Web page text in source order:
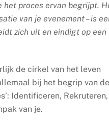
het proces ervan begrijpt.
van je evenement – is
zich uit en eindigt op een
de cirkel van het leven
bij het begrip van de
Identificeren, Rekruteren,
van je.